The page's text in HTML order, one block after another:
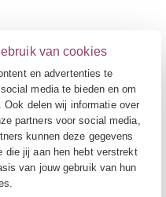
van cookies
en advertenties te
media te bieden en om
delen wij informatie over
partners voor social media,
kunnen deze gegevens
die jij aan hen hebt verstrekt
van jouw gebruik van hun
een grotere focus op
elkaar